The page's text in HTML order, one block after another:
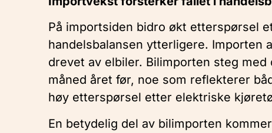
På importsiden bidro økt etterspørsel
handelsbalansen ytterligere.
drevet av elbiler. Bilimporten steg
måned året før, noe som reflekterer
høy etterspørsel etter elektriske
En betydelig del av bilimporten